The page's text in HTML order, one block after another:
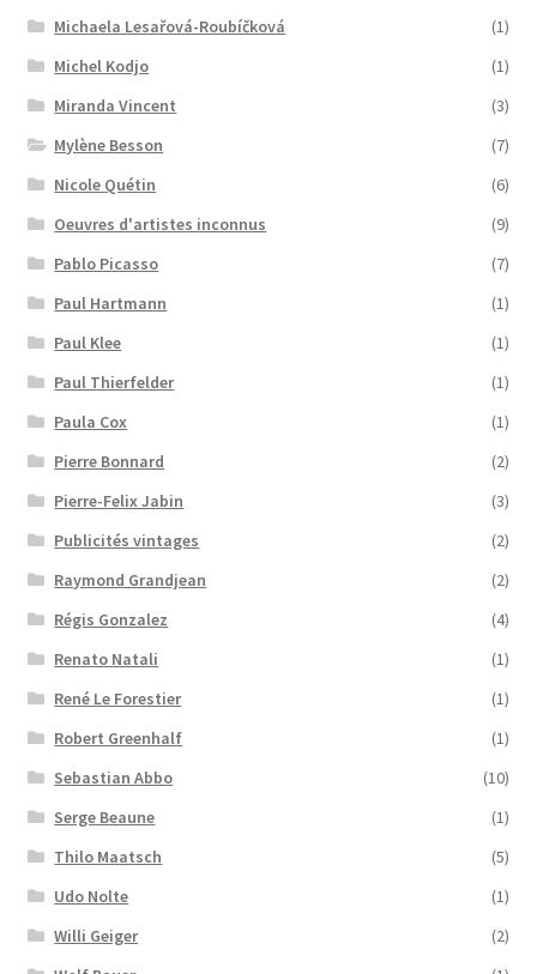
Michaela Lesařová-Roubíčková
(1)
Michel Kodjo
(1)
Miranda Vincent
(3)
Mylène Besson
(7)
Nicole Quétin
(6)
Oeuvres d'artistes inconnus
(9)
Pablo Picasso
(7)
Paul Hartmann
(1)
Paul Klee
(1)
Paul Thierfelder
(1)
Paula Cox
(1)
Pierre Bonnard
(2)
Pierre-Felix Jabin
(3)
Publicités vintages
(2)
Raymond Grandjean
(2)
Régis Gonzalez
(4)
Renato Natali
(1)
René Le Forestier
(1)
Robert Greenhalf
(1)
Sebastian Abbo
(10)
Serge Beaune
(1)
Thilo Maatsch
(5)
Udo Nolte
(1)
Willi Geiger
(2)